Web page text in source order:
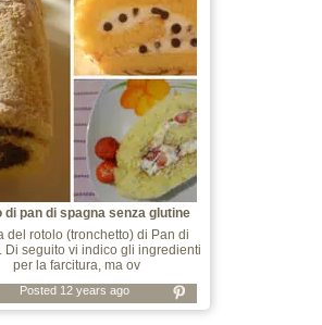
di pan di spagna senza glutine
del rotolo (tronchetto) di Pan di
Di seguito vi indico gli ingredienti
per la farcitura, ma ov
Posted 12 years ago